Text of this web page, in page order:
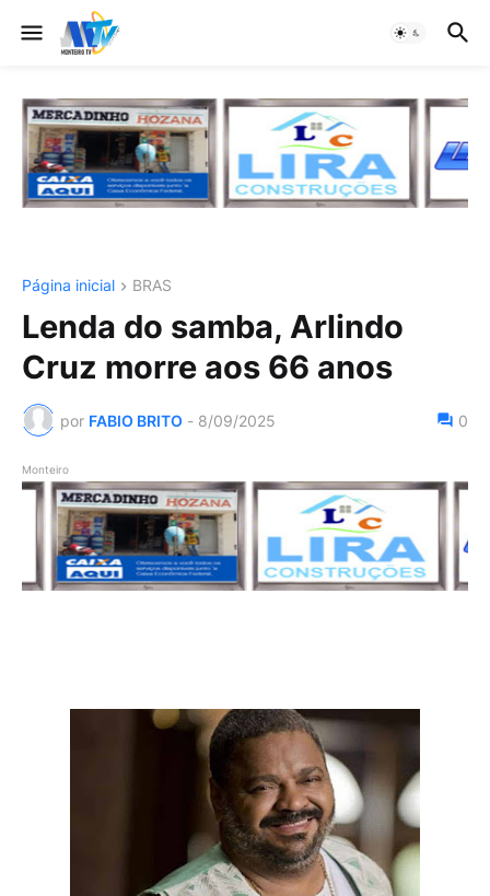
Página inicial BRAS
Lenda do samba, Arlindo
Cruz morre aos 66 anos
por FABIO BRITO - 8/09/2025 0
Monteiro